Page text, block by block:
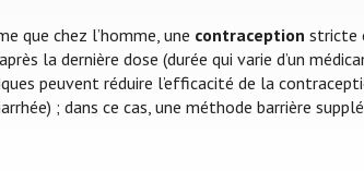
que chez l’homme, une contraception stricte
la dernière dose (durée qui varie d’un
peuvent réduire l’efficacité de la
; dans ce cas, une méthode barrière